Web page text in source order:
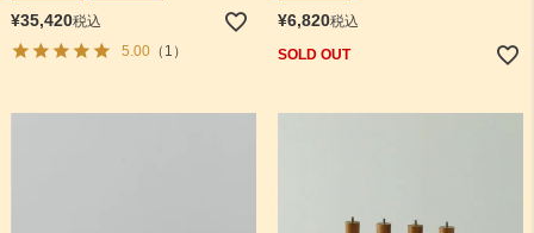
¥35,420税込
5.00（1）
¥6,820税込
SOLD OUT